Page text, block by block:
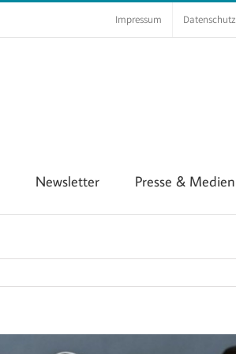
Impressum Datenschutz
Newsletter Presse & Medien